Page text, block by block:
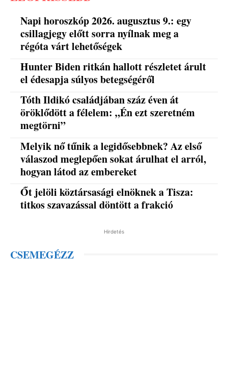
Napi horoszkóp 2026. augusztus 9.: egy
csillagjegy előtt sorra nyílnak meg a
régóta várt lehetőségek
Hunter Biden ritkán hallott részletet árult
el édesapja súlyos betegségéről
Tóth Ildikó családjában száz éven át
öröklődött a félelem: „Én ezt szeretném
megtörni”
Melyik nő tűnik a legidősebbnek? Az első
válaszod meglepően sokat árulhat el arról,
hogyan látod az embereket
Őt jelöli köztársasági elnöknek a Tisza:
titkos szavazással döntött a frakció
Hirdetés
CSEMEGÉZZ